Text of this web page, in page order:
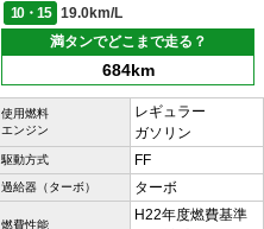
10・15
19.0km/L
満タンでどこまで走る？
684km
使用燃料
エンジン
レギュラー
ガソリン
駆動方式 FF
過給器（ターボ） ターボ
燃費性能
H22年度燃費基準